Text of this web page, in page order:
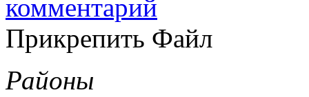
комментарий
Прикрепить Файл
Районы